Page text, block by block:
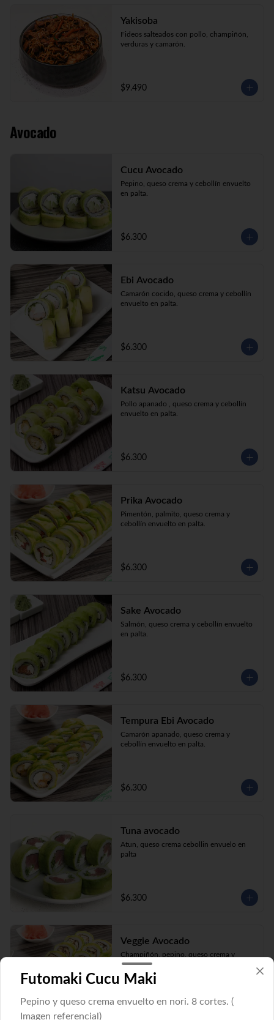
Yakisoba
Fideos salteados con pollo, champiñón,
verduras y camarón.
$9.490
Avocado
Cucu Avocado
Pepino, queso crema y cebollín envuelto
en palta.
$6.300
Ebi Avocado
Camarón cocido, queso crema y cebollín
envuelto en palta.
$6.300
Katsu Avocado
Pollo apanado , queso crema y cebollín
envuelto en palta.
$6.300
Prika Avocado
Pimentón, palmito, queso crema y
cebollín envuelto en palta.
$6.300
Sake Avocado
Salmón, queso crema y cebollín envuelto
en palta.
$6.300
Tempura Ebi Avocado
Camarón apanado, queso crema y
cebollín envuelto en palta.
$6.300
Tuna avocado
Atun, queso crema cebollin envuelo en
palta
$6.300
Veggie Avocado
Champiñón, pepino, queso crema y
cebollín envuelto en palta.
Futomaki Cucu Maki
Pepino y queso crema envuelto en nori. 8 cortes. (
Imagen referencial)